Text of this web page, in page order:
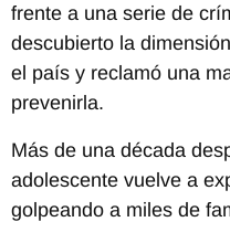
frente a una serie de
descubierto la
el país y reclamó una
prevenirla.
Más de una década
adolescente vuelve a
golpeando a miles de